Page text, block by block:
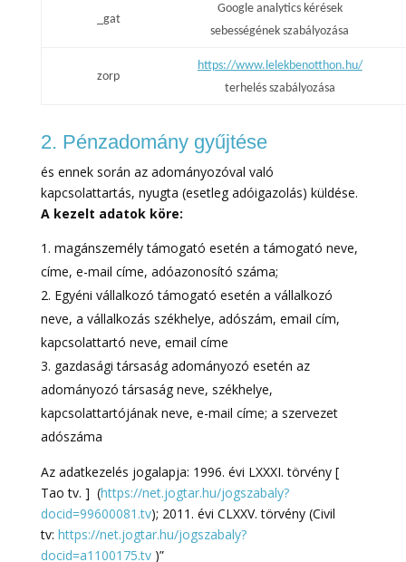
_gat
Google analytics kérések
sebességének szabályozása
zorp
https://www.lelekbenotthon.hu/
terhelés szabályozása
2. Pénzadomány gyűjtése
és ennek során az adományozóval való
kapcsolattartás, nyugta (esetleg adóigazolás) küldése.
A kezelt adatok köre:
magánszemély támogató esetén a támogató neve,
címe, e-mail címe, adóazonosító száma;
Egyéni vállalkozó támogató esetén a vállalkozó
neve, a vállalkozás székhelye, adószám, email cím,
kapcsolattartó neve, email címe
gazdasági társaság adományozó esetén az
adományozó társaság neve, székhelye,
kapcsolattartójának neve, e-mail címe; a szervezet
adószáma
Az adatkezelés jogalapja: 1996. évi LXXXI. törvény [
Tao tv. ] (https://net.jogtar.hu/jogszabaly?
docid=99600081.tv); 2011. évi CLXXV. törvény (Civil
tv: https://net.jogtar.hu/jogszabaly?
docid=a1100175.tv )”